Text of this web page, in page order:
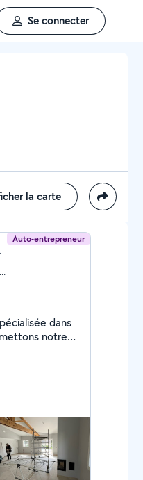
Se connecter
la carte
Auto-entrepreneur
Saint-Julien-en-Saint-Alban (Saint-Julien-en-Saint-Alban)
dans
notre
qualité en
d'une
solutions